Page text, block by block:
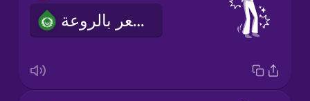
أشعر بالروعة!